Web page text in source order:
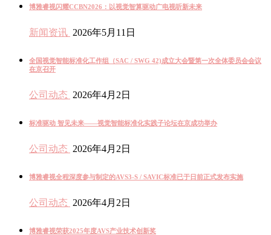
博雅睿视闪耀CCBN2026：以视觉智算驱动广电视听新未来
新闻资讯 2026年5月11日
全国视觉智能标准化工作组（SAC / SWG 42)成立大会暨第一次全体委员会会议
在京召开
公司动态 2026年4月2日
标准驱动 智见未来——视觉智能标准化实践子论坛在京成功举办
公司动态 2026年4月2日
博雅睿视全程深度参与制定的AVS3-S / SAVIC标准已于日前正式发布实施
公司动态 2026年4月2日
博雅睿视荣获2025年度AVS产业技术创新奖